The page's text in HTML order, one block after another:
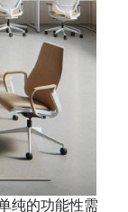
纯的功能性需